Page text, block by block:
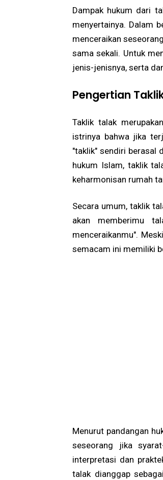
Dampak hukum dari
menyertainya. Dalam
menceraikan
sama sekali. Untuk
jenis-jenisnya, serta
Pengertian
Taklik talak
istrinya bahwa jika
"taklik" sendiri berasal
hukum Islam, taklik
keharmonisan rumah
Secara umum, taklik
akan memberimu
menceraikanmu".
semacam ini memiliki
Menurut pandangan
seseorang jika
interpretasi dan
talak dianggap